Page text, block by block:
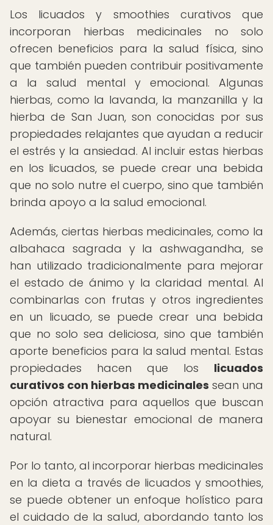
Los licuados y smoothies curativos que
incorporan hierbas medicinales no solo
ofrecen beneficios para la salud física, sino
que también pueden contribuir positivamente
a la salud mental y emocional. Algunas
hierbas, como la lavanda, la manzanilla y la
hierba de San Juan, son conocidas por sus
propiedades relajantes que ayudan a reducir
el estrés y la ansiedad. Al incluir estas hierbas
en los licuados, se puede crear una bebida
que no solo nutre el cuerpo, sino que también
brinda apoyo a la salud emocional.
Además, ciertas hierbas medicinales, como la
albahaca sagrada y la ashwagandha, se
han utilizado tradicionalmente para mejorar
el estado de ánimo y la claridad mental. Al
combinarlas con frutas y otros ingredientes
en un licuado, se puede crear una bebida
que no solo sea deliciosa, sino que también
aporte beneficios para la salud mental. Estas
propiedades hacen que los licuados
curativos con hierbas medicinales sean una
opción atractiva para aquellos que buscan
apoyar su bienestar emocional de manera
natural.
Por lo tanto, al incorporar hierbas medicinales
en la dieta a través de licuados y smoothies,
se puede obtener un enfoque holístico para
el cuidado de la salud, abordando tanto los